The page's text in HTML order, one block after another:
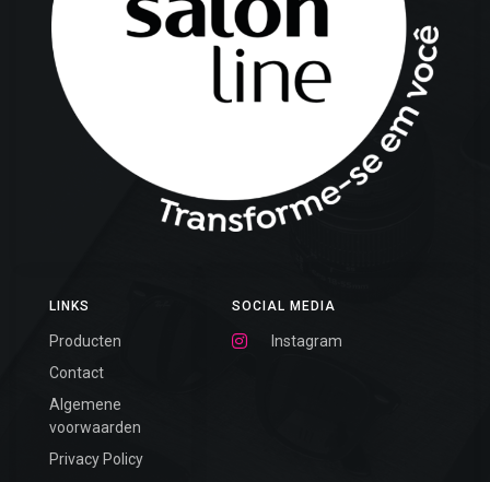
SOCIAL MEDIA
Instagram
LINKS
Producten
Contact
Algemene
voorwaarden
Privacy Policy